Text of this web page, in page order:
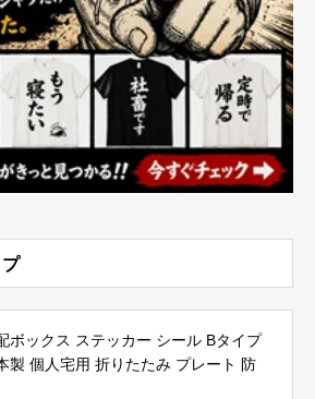
ボックス ステッカー シール Bタイプ
製 個人宅用 折りたたみ プレート 防